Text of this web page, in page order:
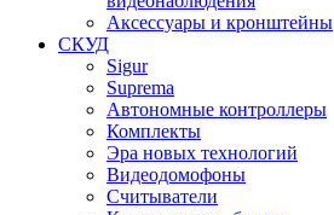
Аксессуары и кронштейны
СКУД
Sigur
Suprema
Автономные контроллеры
Комплекты
Эра новых технологий
Видеодомофоны
Считыватели